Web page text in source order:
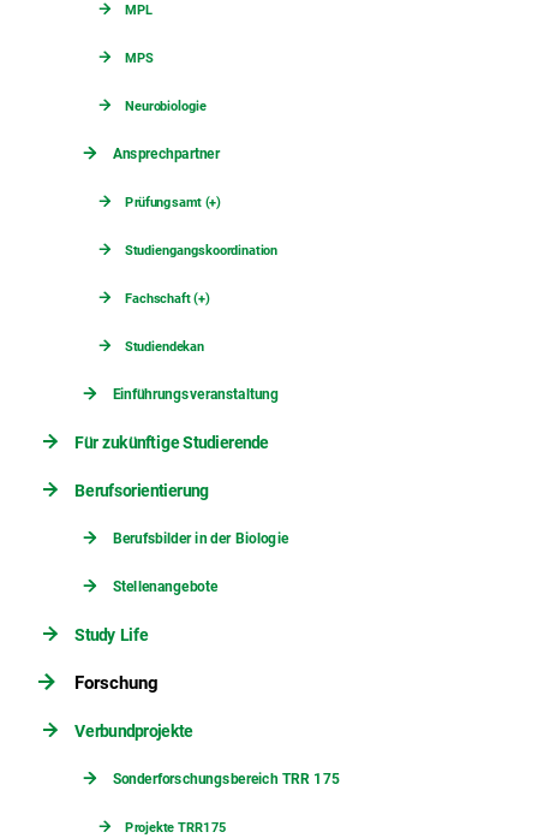
MPL
MPS
Neurobiologie
Ansprechpartner
Prüfungsamt (+)
Studiengangskoordination
Fachschaft (+)
Studiendekan
Einführungsveranstaltung
Für zukünftige Studierende
Berufsorientierung
Berufsbilder in der Biologie
Stellenangebote
Study Life
Forschung
Verbundprojekte
Sonderforschungsbereich TRR 175
Projekte TRR175